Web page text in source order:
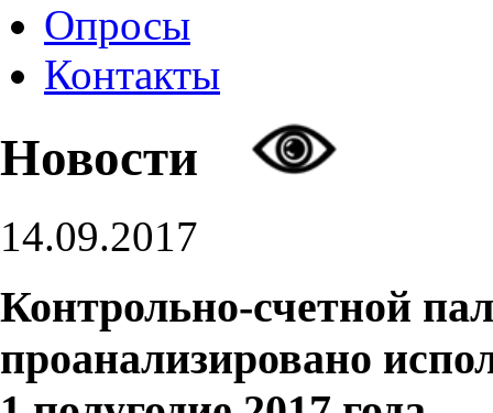
Опросы
Контакты
Новости
14.09.2017
Контрольно-счетной
проанализировано